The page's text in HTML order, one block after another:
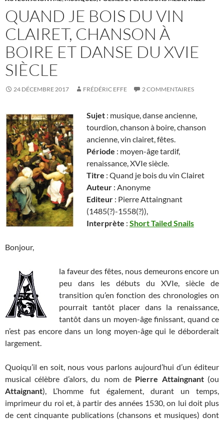
QUAND JE BOIS DU VIN
CLAIRET, CHANSON À
BOIRE ET DANSE DU XVIE
SIÈCLE
24 DÉCEMBRE 2017 FRÉDÉRIC EFFE 2 COMMENTAIRES
Sujet : musique, danse ancienne,
tourdion, chanson à boire, chanson
ancienne, vin clairet, fêtes.
Période : moyen-âge tardif,
renaissance, XVIe siècle.
Titre : Quand je bois du vin Clairet
Auteur : Anonyme
Editeur : Pierre Attaingnant
(1485(?)-1558(?)),
Interprète : Short Tailed Snails
Bonjour,
la faveur des fêtes, nous demeurons encore un
peu dans les débuts du XVIe, siècle de
transition qu’en fonction des chronologies on
pourrait tantôt placer dans la renaissance,
tantôt dans un moyen-âge finissant, quand ce
n’est pas encore dans un long moyen-âge qui le déborderait
largement.
Quoiqu’il en soit, nous vous parlons aujourd’hui d’un éditeur
musical célèbre d’alors, du nom de Pierre Attaingnant(ou
Attaignant), L’homme fut également, durant un temps,
imprimeur du roi et, à partir des années 1530, on lui doit plus
de cent cinquante publications (chansons et musiques) dont